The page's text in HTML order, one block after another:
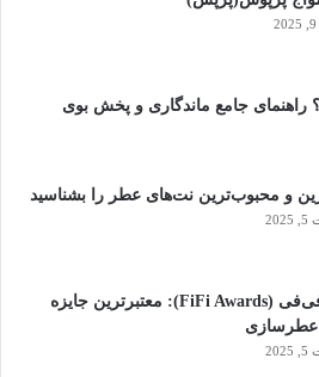
راهنمای جامع ماندگاری و پخش بوی
و محبوب‌ترین نت‌های عطر را بشناسید
جوایز فی‌فی (FiFi Awards): معتبرترین جایزه